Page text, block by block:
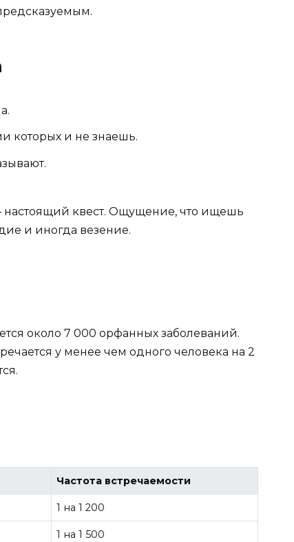
которых и не знаешь.
настоящий квест. Ощущение, что ищешь
и иногда везение.
около 7 000 орфанных заболеваний.
у менее чем одного человека на 2
Частота встречаемости
1 на 1 200
1 на 1 500